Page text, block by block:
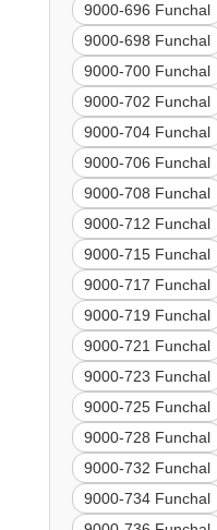
9000-696 Funchal
9000-698 Funchal
9000-700 Funchal
9000-702 Funchal
9000-704 Funchal
9000-706 Funchal
9000-708 Funchal
9000-712 Funchal
9000-715 Funchal
9000-717 Funchal
9000-719 Funchal
9000-721 Funchal
9000-723 Funchal
9000-725 Funchal
9000-728 Funchal
9000-732 Funchal
9000-734 Funchal